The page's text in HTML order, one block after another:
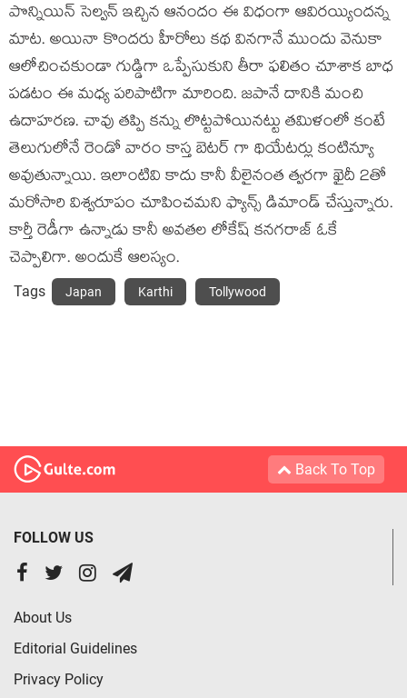
పొన్నియిన్ సెల్వన్ ఇచ్చిన ఆనందం ఈ విధంగా ఆవిరయ్యిందన్న
మాట. అయినా కొందరు హీరోలు కథ వినగానే ముందు వెనుకా
ఆలోచించకుండా గుడ్డిగా ఒప్పేసుకుని తీరా ఫలితం చూశాక బాధ
పడటం ఈ మధ్య పరిపాటిగా మారింది. జపానే దానికి మంచి
ఉదాహరణ. చావు తప్పి కన్ను లొట్టపోయినట్టు తమిళంలో కంటే
తెలుగులోనే రెండో వారం కాస్త బెటర్ గా థియేటర్లు కంటిన్యూ
అవుతున్నాయి. ఇలాంటివి కాదు కానీ వీలైనంత త్వరగా ఖైదీ 2తో
మరోసారి విశ్వరూపం చూపించమని ఫ్యాన్స్ డిమాండ్ చేస్తున్నారు.
కార్తీ రెడీగా ఉన్నాడు కానీ అవతల లోకేష్ కనగరాజ్ ఓకే
చెప్పాలిగా. అందుకే ఆలస్యం.
Tags Japan Karthi Tollywood
Back To Top
FOLLOW US
About Us
Editorial Guidelines
Privacy Policy